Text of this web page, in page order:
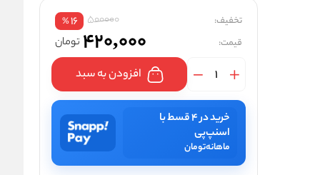
تخفیف: 500000
16
%
قیمت: 420,000 تومان
افزودن به سبد
خرید در ۴ قسط با
اسنپ‌پی
ماهانهتومان